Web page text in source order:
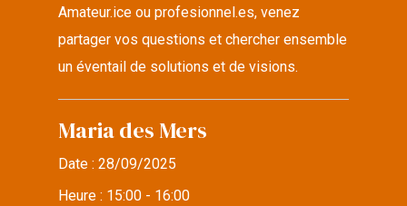
Amateur.ice ou profesionnel.es, venez
partager vos questions et chercher ensemble
un éventail de solutions et de visions.
Maria des Mers
Date :28/09/2025
Heure : 15:00 - 16:00